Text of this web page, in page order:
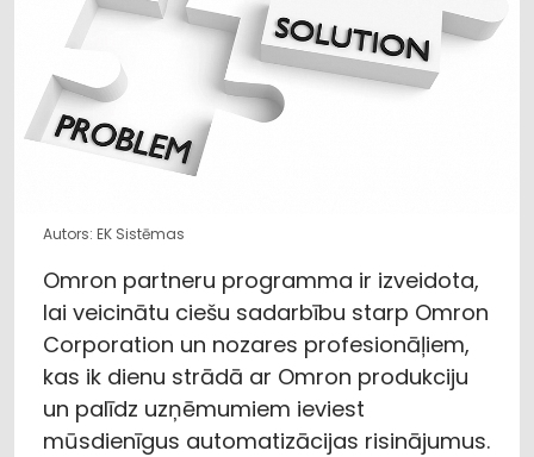
Autors: EK Sistēmas
Omron partneru programma ir izveidota,
lai veicinātu ciešu sadarbību starp Omron
Corporation un nozares profesionāļiem,
kas ik dienu strādā ar Omron produkciju
un palīdz uzņēmumiem ieviest
mūsdienīgus automatizācijas risinājumus.